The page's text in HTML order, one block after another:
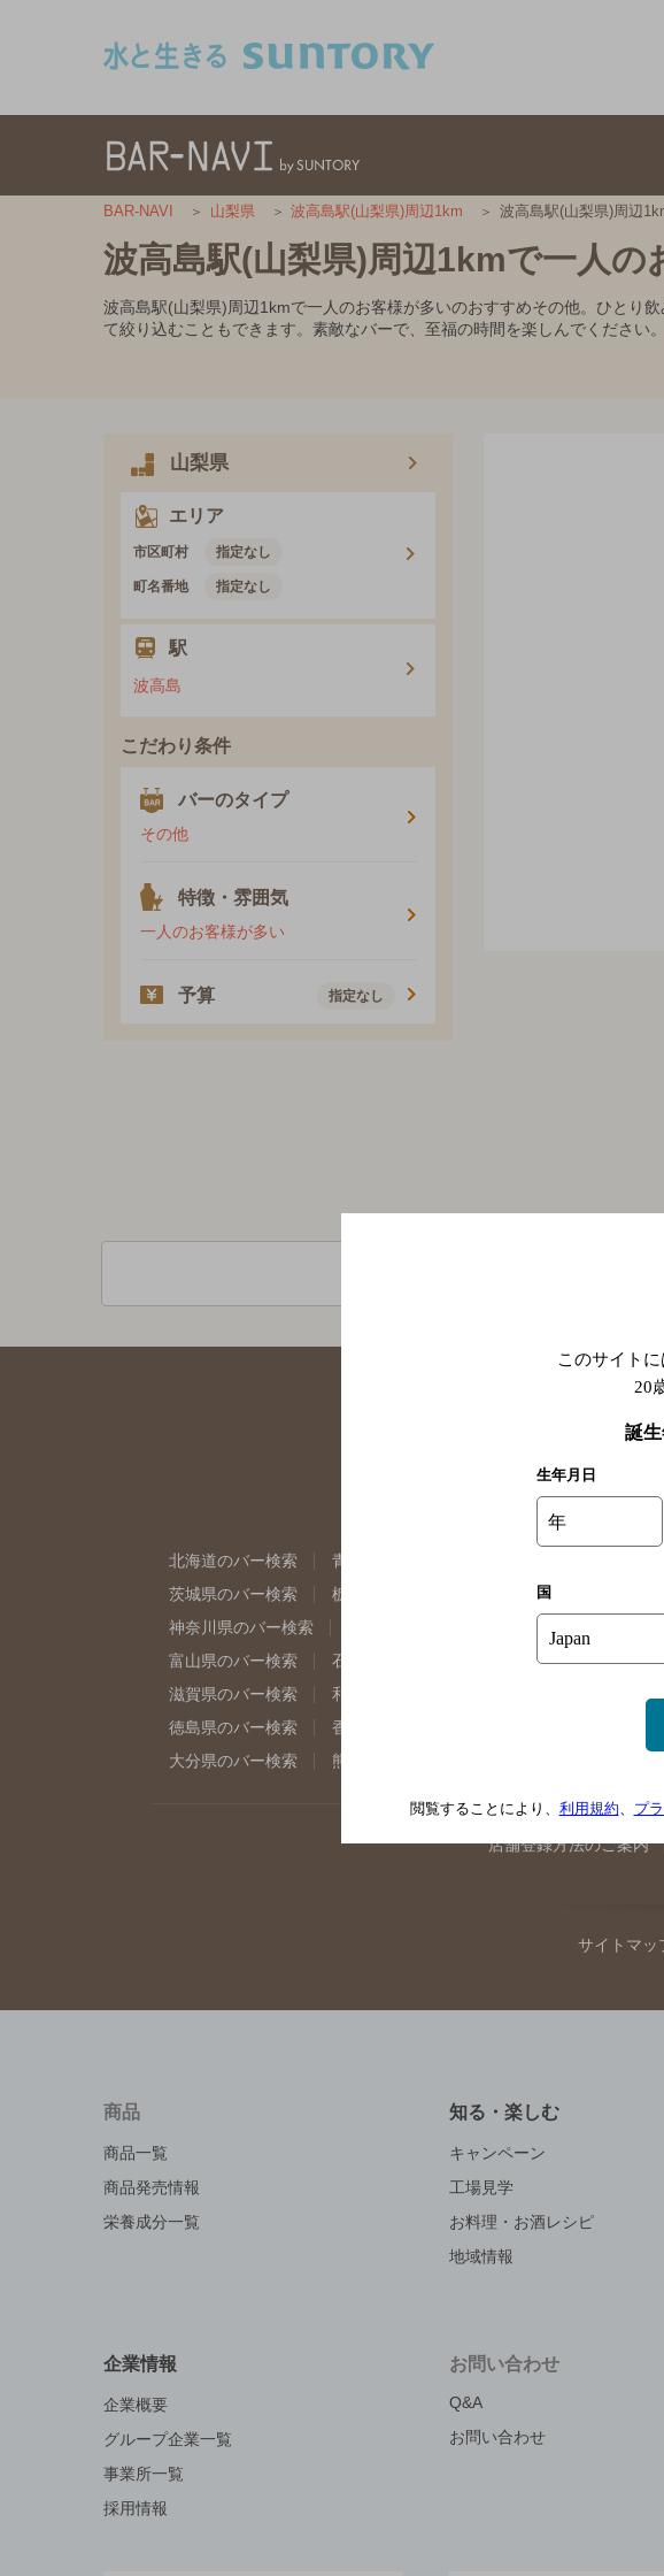
BAR-NAVI 山梨県 波高島駅(山梨県)周辺1km 波高島駅(山梨県)周辺
波高島駅(山梨県)周辺1kmで一人の
波高島駅(山梨県)周辺1kmで一人のお客様が多いのおすすめその他。ひとり
て絞り込むこともできます。素敵なバーで、至福の時間を楽しんでください。
山梨県
エリア
市区町村 指定なし
町名番地 指定なし
駅
波高島
こだわり条件
バーのタイプ
その他
特徴・雰囲気
一人のお客様が多い
予算 指定なし
北海道のバー検索 青森県のバー検索
茨城県のバー検索
栃木県のバー検索 群馬県のバー検索
神奈川県のバー検索
埼玉県のバー検索
富山県のバー検索
石川県のバー検索 福井県のバー検索
滋賀県のバー検索
和歌山県のバー検索
徳島県のバー検索
香川県のバー検索
大分県のバー検索
熊本県のバー検索
店舗登録方法のご案内
サイトマッ
商品
商品一覧
商品発売情報
栄養成分一覧
知る・楽しむ
キャンペーン
工場見学
お料理・お酒レシピ
地域情報
企業情報
企業概要
グループ企業一覧
事業所一覧
採用情報
お問い合わせ
Q&A
お問い合わせ
このサイト
20
誕
生年月日
年
国
閲覧することにより、 利用規約、 プ